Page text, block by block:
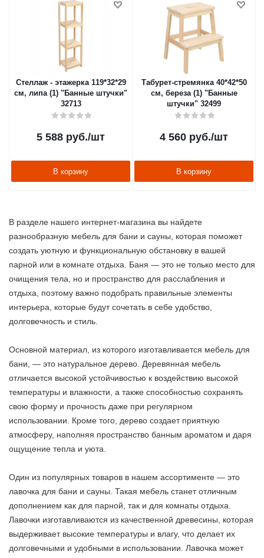
Стеллаж - этажерка 119*32*29
см, липа (1) "Банные штучки"
32713
5 588 руб./шт
В корзину
Табурет-стремянка 40*42*50
см, береза (1) "Банные
штучки" 32499
4 560 руб./шт
В корзину
В разделе нашего интернет-магазина вы найдете
разнообразную мебель для бани и сауны, которая поможет
создать уютную и функциональную обстановку в вашей
парной или в комнате отдыха. Баня — это не только место для
очищения тела, но и пространство для расслабления и
отдыха, поэтому важно подобрать правильные элементы
интерьера, которые будут сочетать в себе удобство,
долговечность и стиль.
Основной материал, из которого изготавливается мебель для
бани, — это натуральное дерево. Деревянная мебель
отличается высокой устойчивостью к воздействию высокой
температуры и влажности, а также способностью сохранять
свою форму и прочность даже при регулярном
использовании. Кроме того, дерево создает приятную
атмосферу, наполняя пространство банным ароматом и даря
ощущение тепла и уюта.
Один из популярных товаров в нашем ассортименте — это
лавочка для бани и сауны. Такая мебель станет отличным
дополнением как для парной, так и для комнаты отдыха.
Лавочки изготавливаются из качественной древесины, которая
выдерживает высокие температуры и влагу, что делает их
долговечными и удобными в использовании. Лавочка может